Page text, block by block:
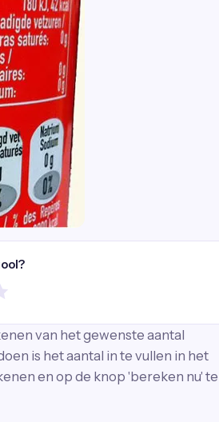
van het gewenste aantal
is het aantal in te vullen in het
en op de knop 'bereken nu' te